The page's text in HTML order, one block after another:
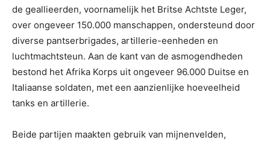
de geallieerden, voornamelijk het Britse Achtste Leger,
over ongeveer 150.000 manschappen, ondersteund door
diverse pantserbrigades, artillerie-eenheden en
luchtmachtsteun. Aan de kant van de asmogendheden
bestond het Afrika Korps uit ongeveer 96.000 Duitse en
Italiaanse soldaten, met een aanzienlijke hoeveelheid
tanks en artillerie.
Beide partijen maakten gebruik van mijnenvelden,